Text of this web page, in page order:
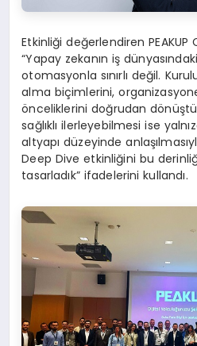
Etkinliği değerlendiren PEAKUP
“Yapay zekanın iş
otomasyonla sınırlı değil.
alma biçimlerini,
önceliklerini doğrudan
sağlıklı ilerleyebilmesi ise
altyapı düzeyinde
Deep Dive etkinliğini bu
tasarladık” ifadelerini kullandı.